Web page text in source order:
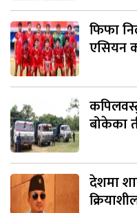
फिफा
एसियन
बोकेका
देशमा